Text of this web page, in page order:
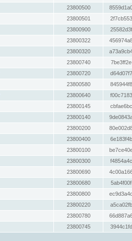
23800500
23800501
23800900
23800322
23800320
23800740
23800720
23800580
23800640
23800145
23800140
23800200
23800400
23800100
23800300
23800690
23800680
23800800
23800220
23800780
23800745